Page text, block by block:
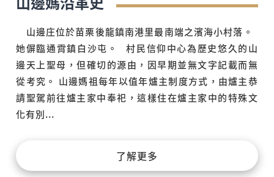
山邊庄位於苗栗後龍鎮南港里最南端之濱海小村落。
她偋臨通霄鎮白沙屯。 村民信仰中心為歷史悠久的山
邊天上聖母，但確切的源由，因早期並無文字記載而無
從考究。 山邊媽祖每年以值年爐主制度方式，由爐主恭
請聖駕前往爐主家中奉祀，這樣住在爐主家中的特殊文
化有別...
了解更多